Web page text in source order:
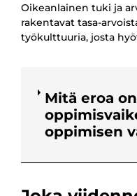
Oikeanlainen tuki ja
rakentavat tasa-
työkulttuuria, josta
Mitä eroa on
oppimisen